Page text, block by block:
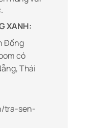
XANH:
Đống
có
Thái
tra-sen-